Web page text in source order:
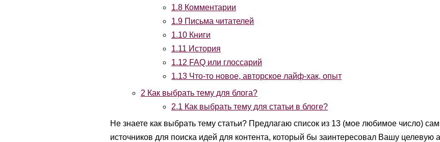
1.8 Комментарии
1.9 Письма читателей
1.10 Книги
1.11 История
1.12 FAQ или глоссарий
1.13 Что-то новое, авторское лайф-хак, опыт
2 Как выбрать тему для блога?
2.1 Как выбрать тему для статьи в блоге?
Не знаете как выбрать тему статьи? Предлагаю список из 13 (мое любимое число)
источников для поиска идей для контента, который бы заинтересовал Вашу целевую